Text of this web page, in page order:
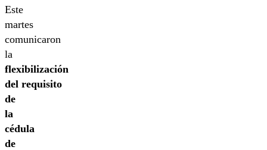
Este
martes
comunicaron
la
flexibilización
del requisito
de
la
cédula
de